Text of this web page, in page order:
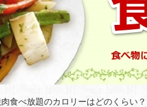
食べ放題のカロリーはどのくらい